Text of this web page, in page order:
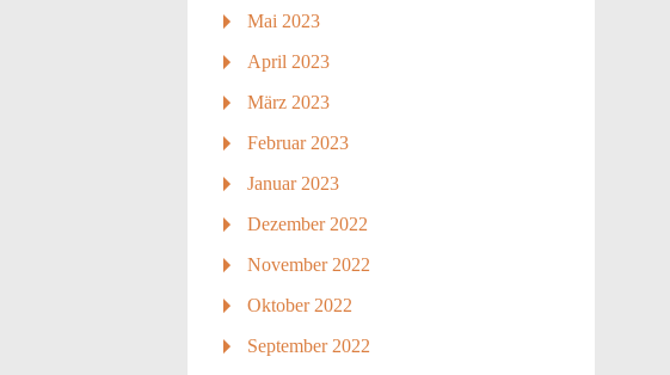
Mai 2023
April 2023
März 2023
Februar 2023
Januar 2023
Dezember 2022
November 2022
Oktober 2022
September 2022